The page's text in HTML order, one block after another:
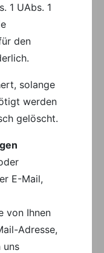
1 UAbs. 1
den
solange
werden
gelöscht.
E-Mail,
von Ihnen
Adresse,
uns